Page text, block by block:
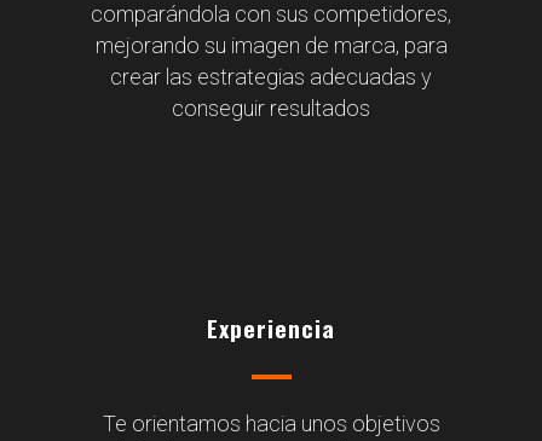
comparándola con sus competidores,
mejorando su imagen de marca, para
crear las estrategias adecuadas y
conseguir resultados
Experiencia
Te orientamos hacia unos objetivos